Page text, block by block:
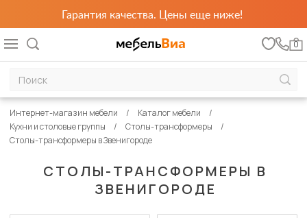
Гарантия качества. Цены еще ниже!
0
СТОЛЫ-ТРАНСФОРМЕРЫ В
ЗВЕНИГОРОДЕ
Интернет-магазин мебели
Каталог мебели
Кухни и столовые группы
Столы-трансформеры
Столы-трансформеры в Звенигороде